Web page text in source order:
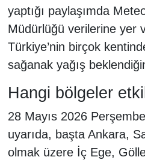
yaptığı paylaşımda
Müdürlüğü verilerine yer
Türkiye’nin birçok
sağanak yağış
Hangi bölgeler
28 Mayıs 2026
uyarıda, başta Ankara,
olmak üzere İç Ege,